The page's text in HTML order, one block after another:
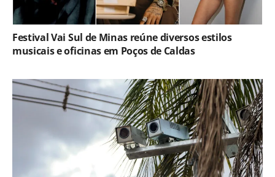
Festival Vai Sul de Minas reúne diversos estilos
musicais e oficinas em Poços de Caldas